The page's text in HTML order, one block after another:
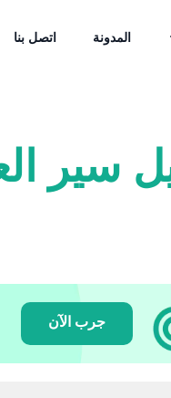
المدونة اتصل بنا
درجة: تحويل
جرب الآن